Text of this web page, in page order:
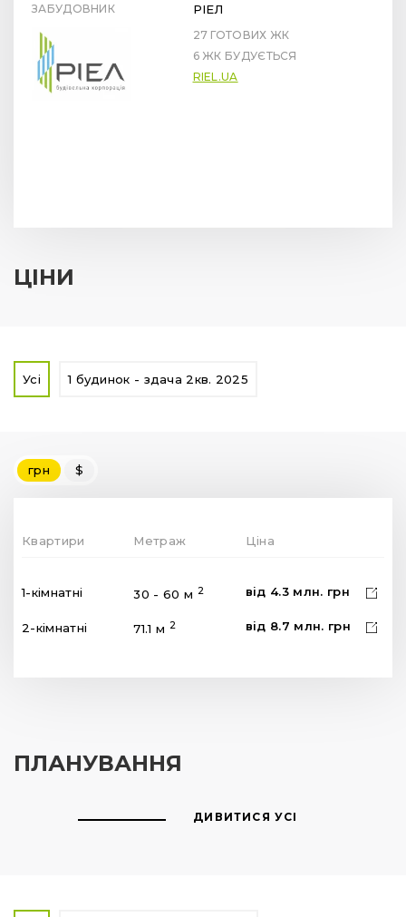
ЗАБУДОВНИК РІЕЛ
27 ГОТОВИХ ЖК
6 ЖК БУДУЄТЬСЯ
RIEL.UA
ЦІНИ
Усі 1 будинок - здача 2кв. 2025
грн $
Квартири Метраж Ціна
1-кімнатні 30 - 60 м 2 від 4.3 млн. грн
2-кімнатні 71.1 м 2 від 8.7 млн. грн
ПЛАНУВАННЯ
ДИВИТИСЯ УСІ